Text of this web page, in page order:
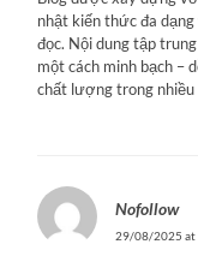
nhật kiến thức đa dạng
đọc. Nội dung tập
một cách minh bạch –
chất lượng trong nhiều
Nofollow
29/08/2025 at